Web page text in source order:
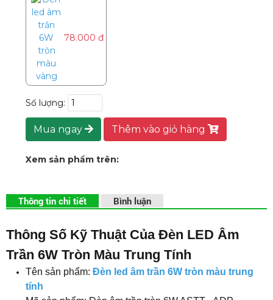
Xem sản phẩm trên:
Thông tin chi tiết
Thông Số Kỹ Thuật Của Đèn LED Âm
Trần 6W Tròn Màu Trung Tính
Tên sản phẩm:Đèn led âm trần 6W tròn màu trung
tính
Thương hiệu: An Đức Phát
Công suất: 6W
Nhiệt độ màu: 4000 - 4500K
Hiệu suất phát sáng: 100 lm/W
Kích thước đèn: Ø120 x Dày 10mm